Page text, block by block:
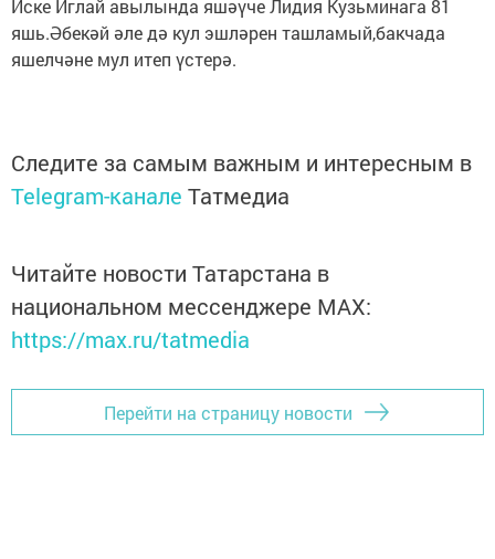
Иске Иглай авылында яшәүче Лидия Кузьминага 81
яшь.Әбекәй әле дә кул эшләрен ташламый,бакчада
яшелчәне мул итеп үстерә.
Следите за самым важным и интересным в
Telegram-канале Татмедиа
Читайте новости Татарстана в
национальном мессенджере MАХ:
https://max.ru/tatmedia
Перейти на страницу новости